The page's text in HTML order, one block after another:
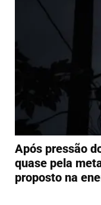
Após pressão
quase pela
proposto na